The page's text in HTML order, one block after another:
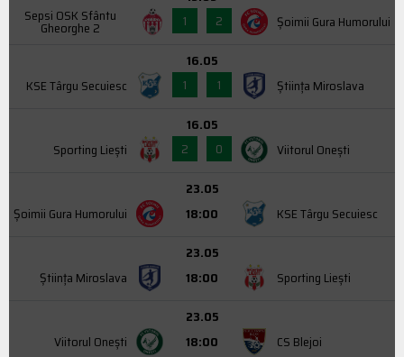
Sepsi OSK Sfântu
Gheorghe 2
1
2 Şoimii Gura Humorului
KSE Târgu Secuiesc
16.05
1
1 Știința Miroslava
Sporting Liești
16.05
2
0 Viitorul Onești
Şoimii Gura Humorului
23.05
18:00
KSE Târgu Secuiesc
Știința Miroslava
23.05
18:00
Sporting Liești
Viitorul Onești
23.05
18:00
CS Blejoi